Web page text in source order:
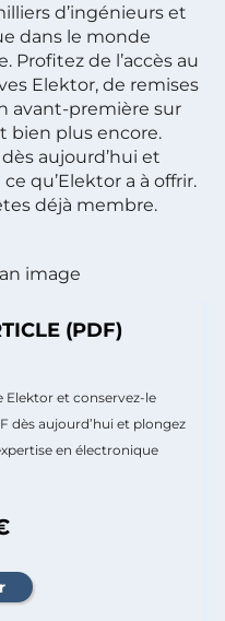
d’ingénieurs et
dans le monde
de l’accès au
Elektor, de remises
avant-première sur
bien plus encore.
aujourd’hui et
qu’Elektor a à offrir.
déjà membre.
(PDF)
et conservez-le
dès aujourd’hui et plongez
en électronique